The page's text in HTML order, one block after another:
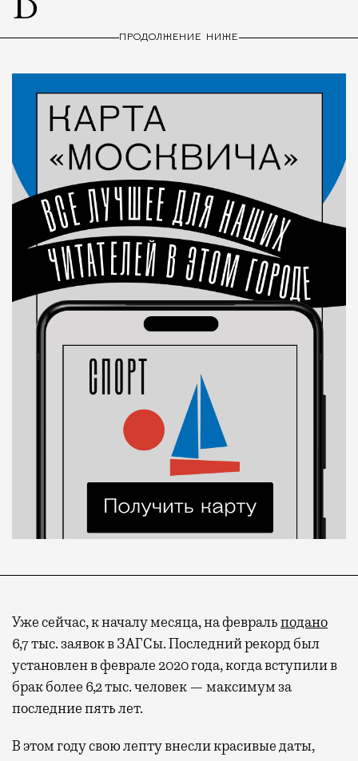
ПРОДОЛЖЕНИЕ НИЖЕ
Уже сейчас, к началу месяца, на февральподано
6,7 тыс. заявок в ЗАГСы. Последний рекорд был
установлен в феврале 2020 года, когда вступили в
брак более 6,2 тыс. человек — максимум за
последние пять лет.
В этом году свою лепту внесли красивые даты,